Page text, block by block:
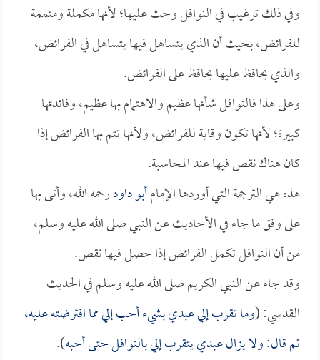
وفي ذلك ترغيب في النوافل وحث عليها؛ لأنها مكملة ومتممة
للفرائض، بحيث أن الذي يتساهل فيها يتساهل في الفرائض،
والذي يحافظ عليها يحافظ على الفرائض.
وعلى هذا فالنوافل شأنها عظيم والاهتمام بها عظيم، وفائدتها
كبيرة؛ لأنها تكون وقاية للفرائض، ولأنها تتم بها الفرائض إذا
كان هناك نقص فيها عند المحاسبة.
هذه هي الترجمة التي أوردها الإمامأبو داودرحمه الله، وأتى بها
على وفق ما جاء في الأحاديث عن النبي صلى الله عليه وسلم،
من أن النوافل تكمل الفرائض إذا حصل فيها نقص.
وقد جاء عن النبي الكريم صلى الله عليه وسلم في الحديث
القدسي: (وما تقرب إلي عبدي بشيء أحب إلي مما افترضته عليه،
ثم قال: ولا يزال عبدي يتقرب إلي بالنوافل حتى أحبه).